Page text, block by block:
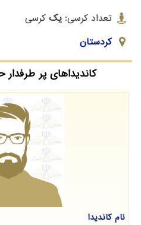
تعداد کرسی: یک کرسی
کردستان
کاندیداهای پر
نام کاندیدا